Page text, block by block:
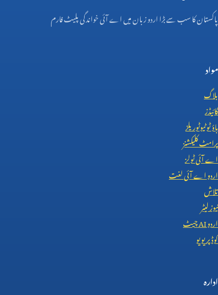
پاکستان کا سب سے بڑا اردو زبان میں اے آئی خواندگی پلیٹ فارم
مواد
بلاگ
گائیڈز
ہاؤ ٹو ٹیوٹوریلز
پرامٹ کلیکشنز
اے آئی ٹولز
اردو اے آئی لغت
تلاش
نیوز لیٹر
اردوAIچیٹ
کوڈ پریویو
ادارہ